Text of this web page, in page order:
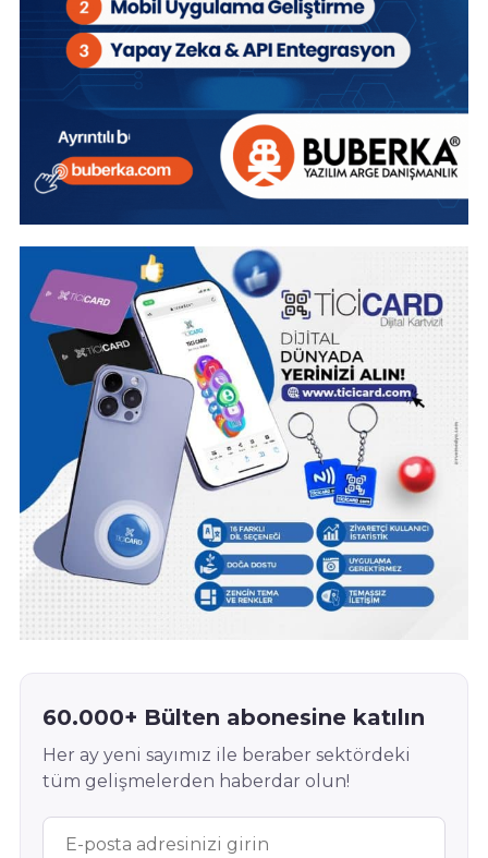
60.000+ Bülten abonesine katılın
Her ay yeni sayımız ile beraber sektördeki
tüm gelişmelerden haberdar olun!